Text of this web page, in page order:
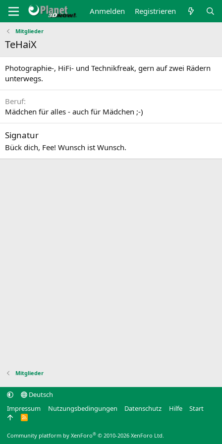
Anmelden Registrieren
Mitglieder
TeHaiX
Photographie-, HiFi- und Technikfreak, gern auf zwei Rädern
unterwegs.
Beruf
Mädchen für alles - auch für Mädchen ;-)
Signatur
Bück dich, Fee! Wunsch ist Wunsch.
Mitglieder
Deutsch
Impressum
Nutzungsbedingungen Datenschutz Hilfe Start
R
Community platform by XenForo® © 2010-2026 XenForo Ltd.